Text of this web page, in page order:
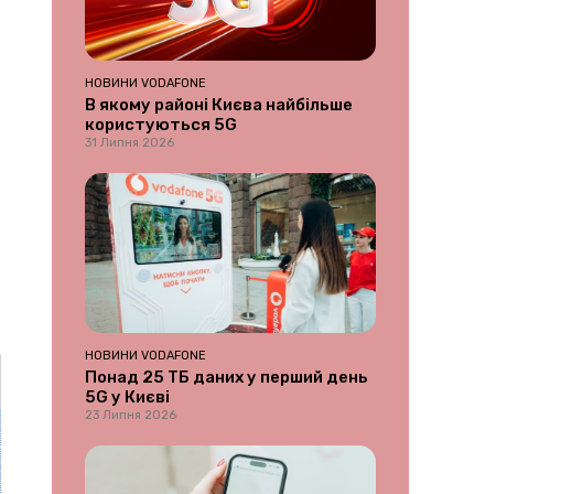
НОВИНИ VODAFONE
В якому районі Києва найбільше
користуються 5G
31 Липня 2026
НОВИНИ VODAFONE
Понад 25 ТБ даних у перший день
5G у Києві
23 Липня 2026